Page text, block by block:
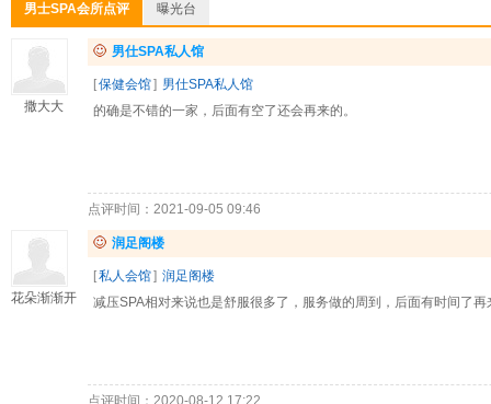
男士SPA会所点评 曝光台
撒大大
男仕SPA私人馆
[保健会馆] 男仕SPA私人馆
的确是不错的一家，后面有空了还会再来的。
点评时间：2021-09-05 09:46
花朵渐渐开
润足阁楼
[私人会馆] 润足阁楼
减压SPA相对来说也是舒服很多了，服务做的周到，后面有时间了再
点评时间：2020-08-12 17:22